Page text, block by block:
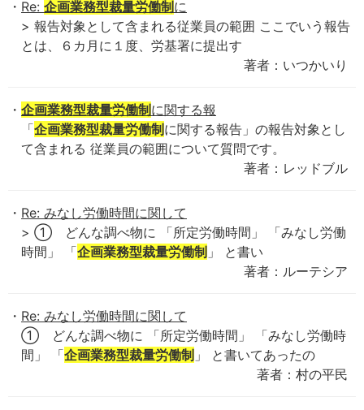
Re: 企画業務型裁量労働制 に
> 報告対象として含まれる従業員の範囲 ここでいう報告
とは、６カ月に１度、労基署に提出す
著者：いつかいり
企画業務型裁量労働制 に関する報
「企画業務型裁量労働制 に関する報告」の報告対象とし
て含まれる 従業員の範囲について質問です。
著者：レッドブル
Re: みなし労働時間に関して
> ① どんな調べ物に 「所定労働時間」 「みなし労働
時間」 「企画業務型裁量労働制 」 と書い
著者：ルーテシア
Re: みなし労働時間に関して
① どんな調べ物に 「所定労働時間」 「みなし労働時
間」 「企画業務型裁量労働制 」 と書いてあったの
著者：村の平民